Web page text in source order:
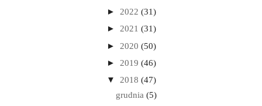
► 2022 (31)
► 2021 (31)
► 2020 (50)
► 2019 (46)
▼ 2018 (47)
grudnia (5)